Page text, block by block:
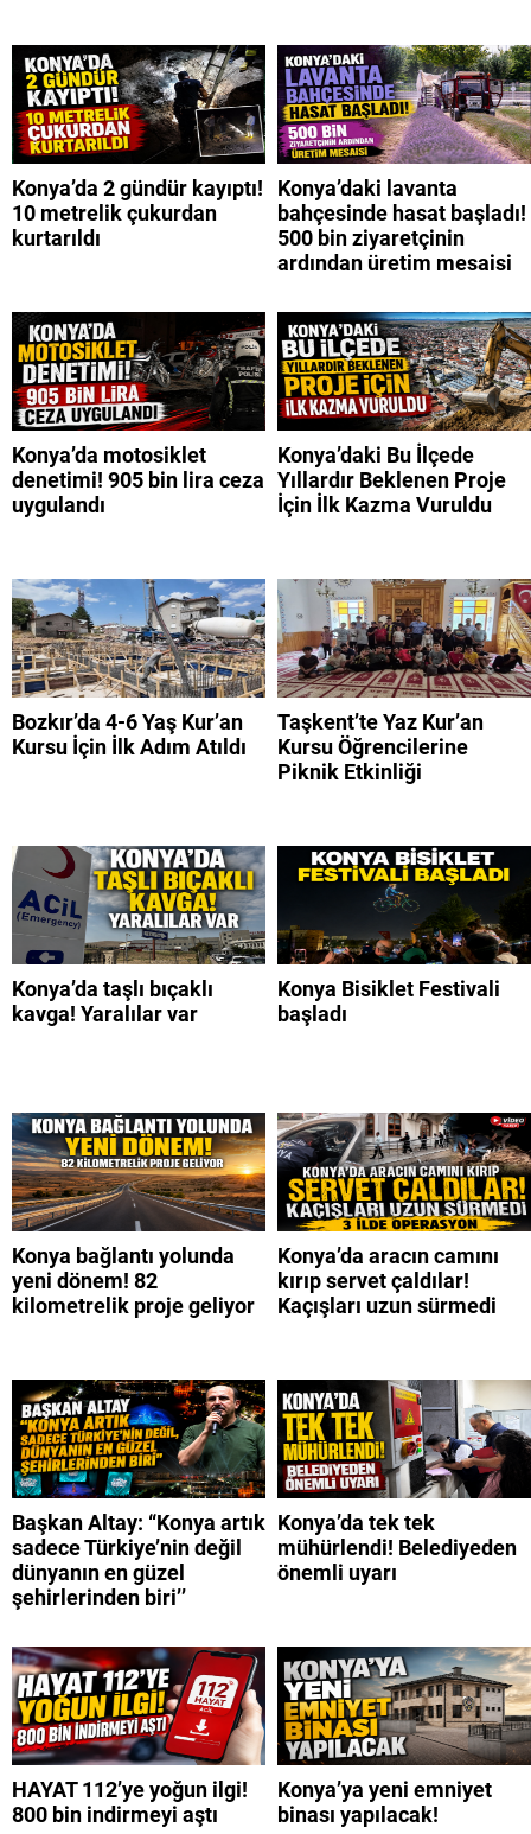
Konya’da 2 gündür kayıptı!
10 metrelik çukurdan
kurtarıldı
Konya’daki lavanta
bahçesinde hasat başladı!
500 bin ziyaretçinin
ardından üretim mesaisi
Konya’da motosiklet
denetimi! 905 bin lira ceza
uygulandı
Konya’daki Bu İlçede
Yıllardır Beklenen Proje
İçin İlk Kazma Vuruldu
Bozkır’da 4-6 Yaş Kur’an
Kursu İçin İlk Adım Atıldı
Taşkent’te Yaz Kur’an
Kursu Öğrencilerine
Piknik Etkinliği
Konya’da taşlı bıçaklı
kavga! Yaralılar var
Konya Bisiklet Festivali
başladı
Konya bağlantı yolunda
yeni dönem! 82
kilometrelik proje geliyor
Konya’da aracın camını
kırıp servet çaldılar!
Kaçışları uzun sürmedi
Başkan Altay: “Konya artık
sadece Türkiye’nin değil
dünyanın en güzel
şehirlerinden biri’’
Konya’da tek tek
mühürlendi! Belediyeden
önemli uyarı
HAYAT 112’ye yoğun ilgi!
800 bin indirmeyi aştı
Konya’ya yeni emniyet
binası yapılacak!